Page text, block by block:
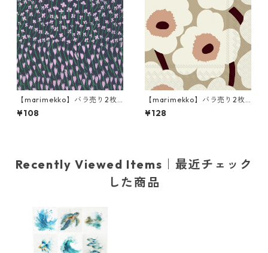
【marimekko】バラ売り2枚
カクテルサイズ ペーパーナプ
キン APILAINEN ライラック
¥108
【marimekko】バラ売り2枚
ランチサイズ ペーパーナプキ
ン UNIKKO クリーム
¥128
Recently Viewed Items｜最近チェック
した商品